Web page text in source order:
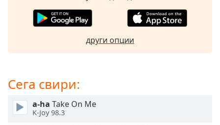
will
close
window.
други опции
Сега свири:
a-ha Take On Me
K-Joy 98.3